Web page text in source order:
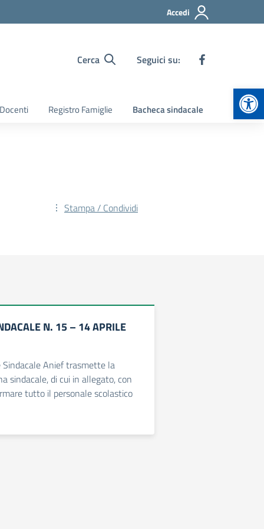
Accedi
Cerca Seguici su:
Registro Famiglie Bacheca sindacale
Stampa / Condividi
N. 15 – 14 APRILE
Sindacale Anief trasmette la
sindacale, di cui in allegato, con
tutto il personale scolastico